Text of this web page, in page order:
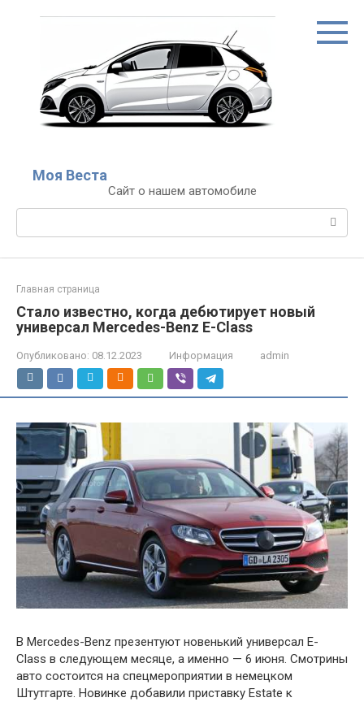
Моя Веста
Сайт о нашем автомобиле
Поиск:
Главная страница
Стало известно, когда дебютирует новый
универсал Mercedes-Benz E-Class
Опубликовано: 08.12.2023 Информация admin
В Mercedes-Benz презентуют новенький универсал E-
Class в следующем месяце, а именно — 6 июня. Смотрины
авто состоится на спецмероприятии в немецком
Штутгарте. Новинке добавили приставку Estate к